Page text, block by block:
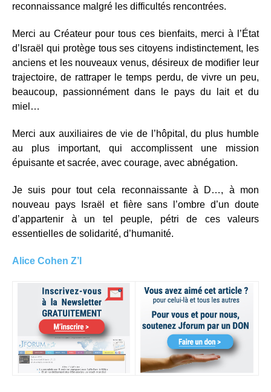
reconnaissance malgré les difficultés rencontrées.
Merci au Créateur pour tous ces bienfaits, merci à l’État
d’Israël qui protège tous ses citoyens indistinctement, les
anciens et les nouveaux venus, désireux de modifier leur
trajectoire, de rattraper le temps perdu, de vivre un peu,
beaucoup, passionnément dans le pays du lait et du
miel…
Merci aux auxiliaires de vie de l’hôpital, du plus humble
au plus important, qui accomplissent une mission
épuisante et sacrée, avec courage, avec abnégation.
Je suis pour tout cela reconnaissante à D…, à mon
nouveau pays Israël et fière sans l’ombre d’un doute
d’appartenir à un tel peuple, pétri de ces valeurs
essentielles de solidarité, d’humanité.
Alice Cohen Z’l